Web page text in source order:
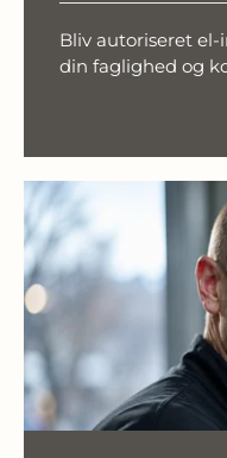
Bliv autoriseret
din faglighed og